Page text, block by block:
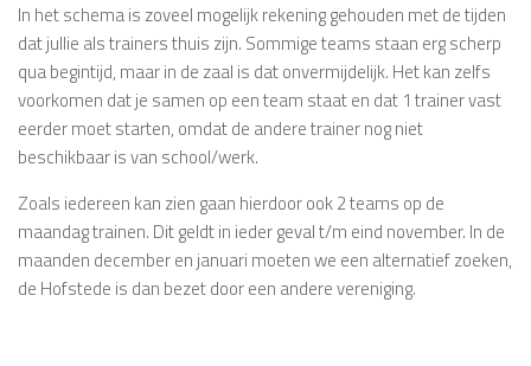
In het schema is zoveel mogelijk rekening gehouden met de tijden
dat jullie als trainers thuis zijn. Sommige teams staan erg scherp
qua begintijd, maar in de zaal is dat onvermijdelijk. Het kan zelfs
voorkomen dat je samen op een team staat en dat 1 trainer vast
eerder moet starten, omdat de andere trainer nog niet
beschikbaar is van school/werk.
Zoals iedereen kan zien gaan hierdoor ook 2 teams op de
maandag trainen. Dit geldt in ieder geval t/m eind november. In de
maanden december en januari moeten we een alternatief zoeken,
de Hofstede is dan bezet door een andere vereniging.